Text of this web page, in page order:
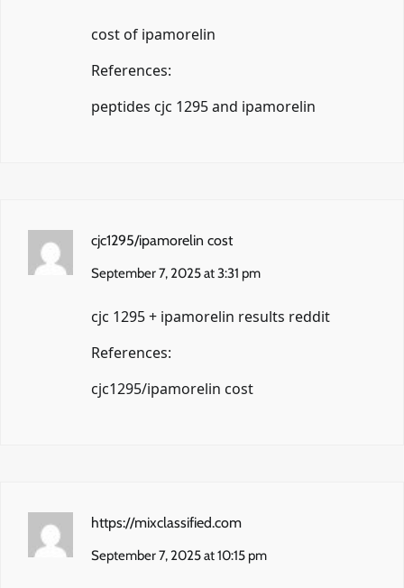
cost of ipamorelin
References:
peptides cjc 1295 and ipamorelin
cjc1295/ipamorelin cost
September 7, 2025 at 3:31 pm
cjc 1295 + ipamorelin results reddit
References:
cjc1295/ipamorelin cost
https://mixclassified.com
September 7, 2025 at 10:15 pm